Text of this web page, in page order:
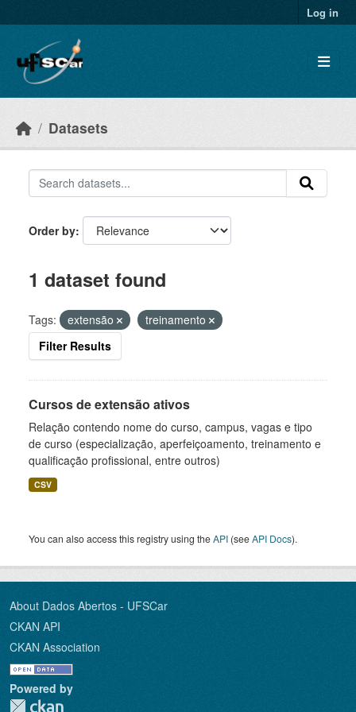
Log in
Datasets
Order by
1 dataset found
Tags: extensão
treinamento
Filter Results
Cursos de extensão ativos
Relação contendo nome do curso, campus, vagas e tipo
de curso (especialização, aperfeiçoamento, treinamento e
qualificação profissional, entre outros)
CSV
You can also access this registry using theAPI (seeAPI Docs).
About Dados Abertos - UFSCar
CKAN API
CKAN Association
Powered by